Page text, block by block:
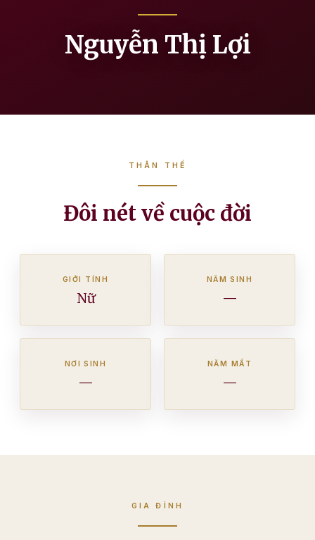
Nguyễn Thị Lợi
THÂN THẾ
Đôi nét về cuộc đời
GIỚI TÍNH
Nữ
NĂM SINH
—
NƠI SINH
—
NĂM MẤT
—
GIA ĐÌNH